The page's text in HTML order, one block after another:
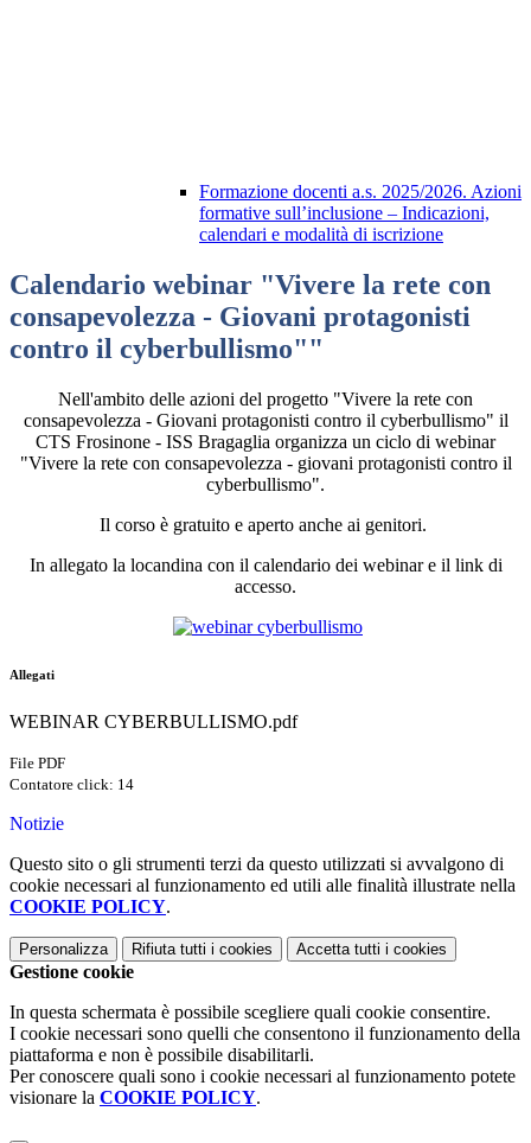
Formazione docenti a.s. 2025/2026. Azioni
formative sull’inclusione – Indicazioni,
calendari e modalità di iscrizione
Calendario webinar "Vivere la rete con
consapevolezza - Giovani protagonisti
contro il cyberbullismo""
Nell'ambito delle azioni del progetto "Vivere la rete con
consapevolezza - Giovani protagonisti contro il cyberbullismo" il
CTS Frosinone - ISS Bragaglia organizza un ciclo di webinar
"Vivere la rete con consapevolezza - giovani protagonisti contro il
cyberbullismo".
Il corso è gratuito e aperto anche ai genitori.
In allegato la locandina con il calendario dei webinar e il link di
accesso.
Allegati
WEBINAR CYBERBULLISMO.pdf
File PDF
Contatore click: 14
Notizie
Questo sito o gli strumenti terzi da questo utilizzati si avvalgono di
cookie necessari al funzionamento ed utili alle finalità illustrate nella
COOKIE POLICY.
Personalizza Rifiuta tutti i cookies Accetta tutti i cookies
Gestione cookie
In questa schermata è possibile scegliere quali cookie consentire.
I cookie necessari sono quelli che consentono il funzionamento della
piattaforma e non è possibile disabilitarli.
Per conoscere quali sono i cookie necessari al funzionamento potete
visionare la COOKIE POLICY.